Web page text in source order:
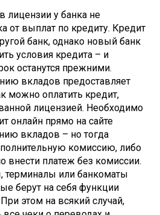
лицензии у банка не
от выплат по кредиту. Кредит
банк, однако новый банк
условия кредита – и
останутся прежними.
вкладов предоставляет
можно оплатить кредит,
лицензией. Необходимо
онлайн прямо на сайте
вкладов – но тогда
комиссию, либо
внести платеж без комиссии.
терминалы или банкоматы
берут на себя функции
этом на всякий случай,